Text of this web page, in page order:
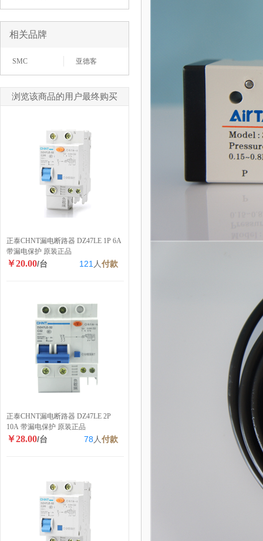
相关品牌
SMC 亚德客
浏览该商品的用户最终购买
正泰CHNT漏电断路器 DZ47LE 1P 6A
带漏电保护 原装正品
￥20.00/台 121 人付款
正泰CHNT漏电断路器 DZ47LE 2P
10A 带漏电保护 原装正品
￥28.00/台 78 人付款